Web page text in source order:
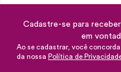
Cadastre-se para
em
Ao se cadastrar, você
da nossa Política de